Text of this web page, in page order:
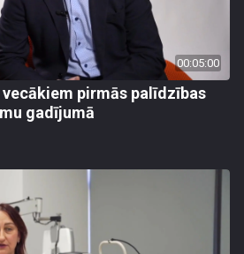
00:05:00
pirmās palīdzības
gadījumā